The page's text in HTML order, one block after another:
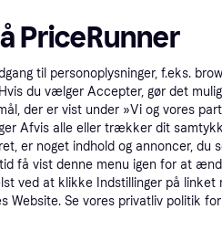
PriceRunner
til personoplysninger, f.eks.
du vælger Accepter, gør det
der er vist under »Vi og vores
Afvis alle eller trækker dit
er noget indhold og annoncer, du
få vist denne menu igen for at
ved at klikke Indstillinger på linket
Website. Se vores privatliv politik